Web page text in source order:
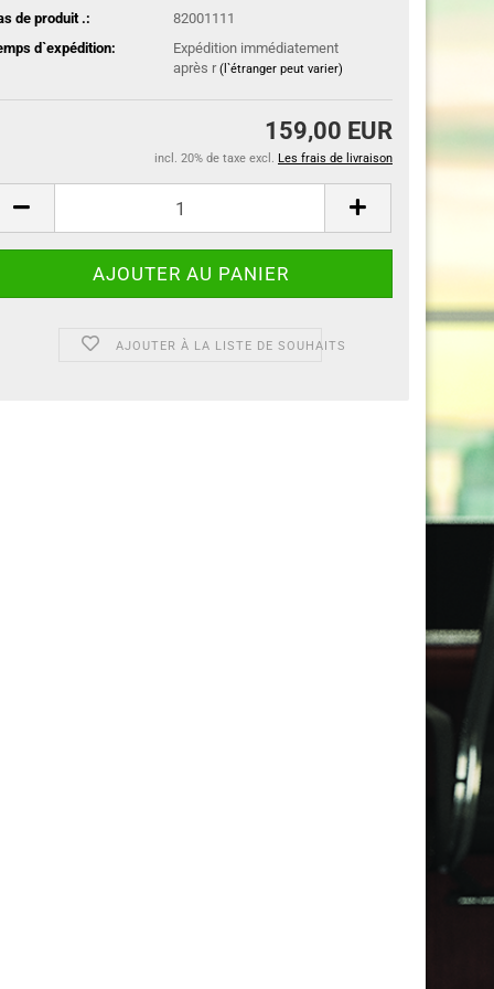
de produit .:
82001111
d`expédition:
Expédition immédiatement
après r(l`étranger peut varier)
159,00 EUR
incl. 20% de taxe excl. Les frais de livraison
AJOUTER À LA LISTE DE SOUHAITS